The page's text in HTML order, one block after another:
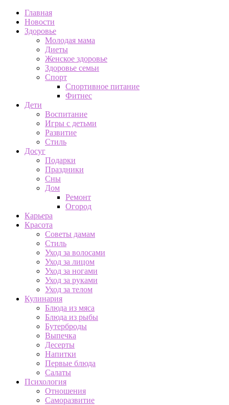
Главная
Новости
Здоровье
Молодая мама
Диеты
Женское здоровье
Здоровье семьи
Спорт
Спортивное питание
Фитнес
Дети
Воспитание
Игры с детьми
Развитие
Стиль
Досуг
Подарки
Праздники
Сны
Дом
Ремонт
Огород
Карьера
Красота
Советы дамам
Стиль
Уход за волосами
Уход за лицом
Уход за ногами
Уход за руками
Уход за телом
Кулинария
Блюда из мяса
Блюда из рыбы
Бутерброды
Выпечка
Десерты
Напитки
Первые блюда
Салаты
Психология
Отношения
Саморазвитие